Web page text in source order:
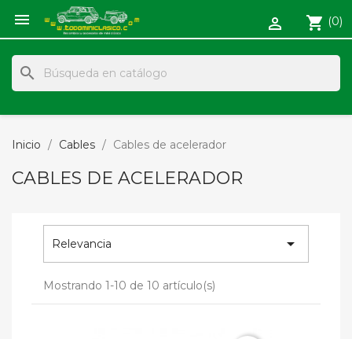
 shopping_cart (0)

search
Inicio Cables Cables de acelerador
CABLES DE ACELERADOR
Relevancia 
Mostrando 1-10 de 10 artículo(s)